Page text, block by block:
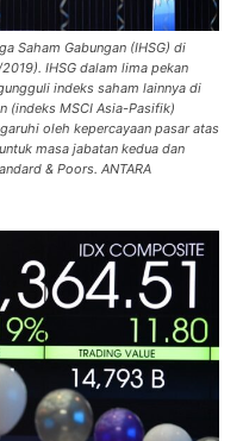
Saham Gabungan (IHSG) di
IHSG dalam lima pekan
indeks saham lainnya di
(indeks MSCI Asia-Pasifik)
oleh kepercayaan pasar atas
masa jabatan kedua dan
& Poors. ANTARA